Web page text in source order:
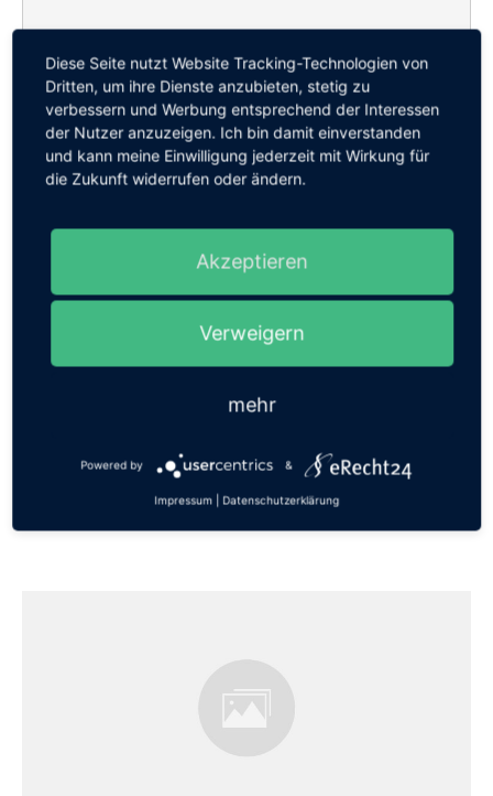
E-Mail*
POST COMMENT
Diese Seite nutzt Website Tracking-Technologien von
Dritten, um ihre Dienste anzubieten, stetig zu
verbessern und Werbung entsprechend der Interessen
der Nutzer anzuzeigen. Ich bin damit einverstanden
und kann meine Einwilligung jederzeit mit Wirkung für
die Zukunft widerrufen oder ändern.
Akzeptieren
Verweigern
mehr
Powered by &
Impressum Datenschutzerklärung